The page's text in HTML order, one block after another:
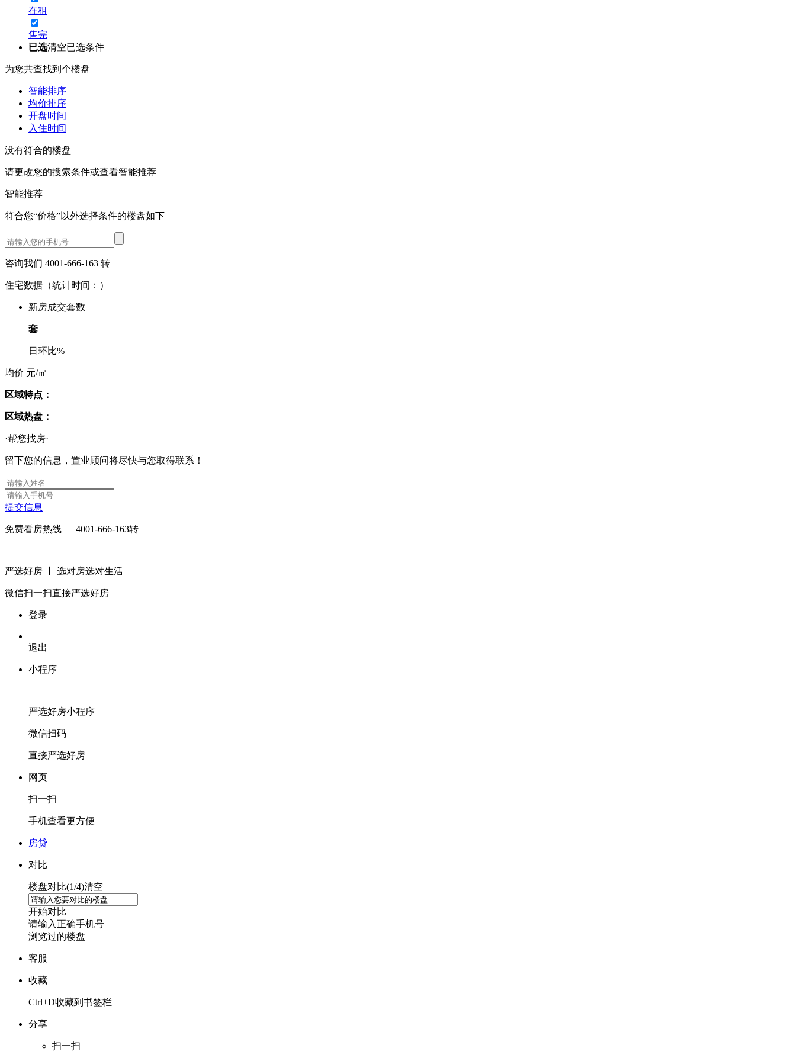
在租
售完
已选清空已选条件
为您共查找到 个楼盘
智能排序
均价排序
开盘时间
入住时间
没有符合的楼盘
请更改您的搜索条件或查看智能推荐
智能推荐
符合您“价格”以外选择条件的楼盘如下
咨询我们 4001-666-163 转
住宅数据 （统计时间： ）
新房成交套数
套
日环比%
均价 元/㎡
区域特点：
区域热盘：
·帮您找房·
留下您的信息，置业顾问将尽快与您取得联系！
提交信息
免费看房热线 — 4001-666-163转
严选好房 丨 选对房选对生活
微信扫一扫直接严选好房
登录
退出
小程序
严选好房小程序
微信扫码
直接严选好房
网页
扫一扫
手机查看更方便
房贷
对比
楼盘对比(1/4)清空
开始对比
请输入正确手机号
浏览过的楼盘
客服
收藏
Ctrl+D收藏到书签栏
分享
扫一扫